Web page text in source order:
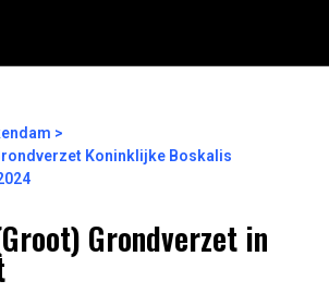
Koninklijke Boskalis
Grondverzet in